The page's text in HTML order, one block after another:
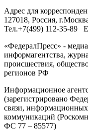
Адрес для
127018, Россия, г.
Тел.+7(499) 112-35-89
«ФедералПресс» -
информагентства,
происшествия,
регионов РФ
Информационное
(зарегистрировано
связи,
коммуникаций
ФС 77 – 85577)